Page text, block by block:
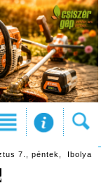
7., péntek, Ibolya